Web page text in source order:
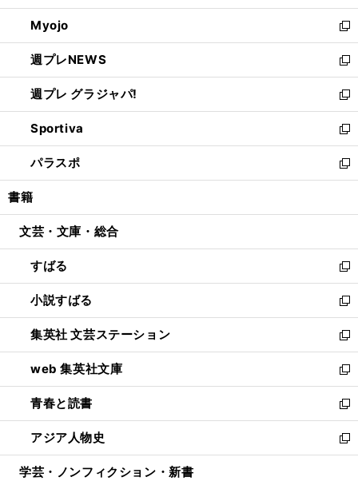
開
く
ウ
で
開
く
ン
ド
ウ
で
開
く
ウ
ィ
ン
ド
ウ
で
開
く
Myojo
新
し
い
ウ
ィ
ン
ド
ウ
で
開
週プレNEWS
新
し
い
ウ
ィ
ン
ド
ウ
開
週プレ グラジャパ!
新
し
い
ウ
ィ
ン
ウ
開
く
Sportiva
新
し
い
ウ
ン
ウ
で
開
く
パラスポ
新
し
ウ
ン
ド
ウ
で
開
く
書籍
文芸・文庫・総合
すばる
新
し
い
ウ
ィ
ン
ド
ウ
で
開
く
小説すばる
新
し
い
ウ
ィ
ン
ド
ウ
で
開
集英社 文芸ステーション
新
し
い
ウ
ィ
ン
ド
ウ
web 集英社文庫
新
し
い
ウ
ィ
ン
青春と読書
新
し
い
ウ
アジア人物史
新
し
学芸・ノンフィクション・新書